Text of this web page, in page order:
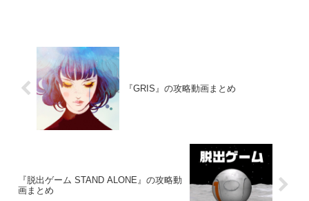
『GRIS』の攻略動画まとめ
『脱出ゲーム STAND ALONE』の攻略動
画まとめ